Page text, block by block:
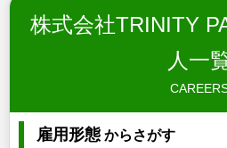
株式会社TRINITY
人一
雇用形態 からさがす